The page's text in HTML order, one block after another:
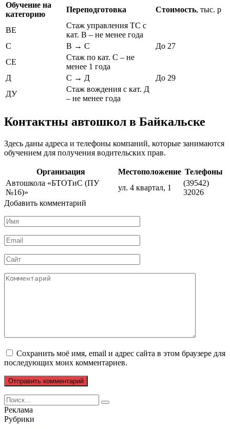
Обучение на
категорию
Переподготовка Стоимость, тыс. р
ВЕ
Стаж управления ТС с
кат. В – не менее года
С
В → С
До 27
СЕ
Стаж по кат. С – не
менее 1 года
До 29
Д
С → Д
ДУ
Стаж вождения с кат. Д
– не менее года
Контактны автошкол в Байкальске
Здесь даны адреса и телефоны компаний, которые занимаются
обучением для получения водительских прав.
Организация Местоположение Телефоны
Автошкола «БТОТиС (ПУ
№16)»
ул. 4 квартал, 1
(39542)
32026
Добавить комментарий
Имя
*
Email
*
Сайт
Комментарий
Сохранить моё имя, email и адрес сайта в этом браузере для
последующих моих комментариев.
Search
for:
Реклама
Рубрики